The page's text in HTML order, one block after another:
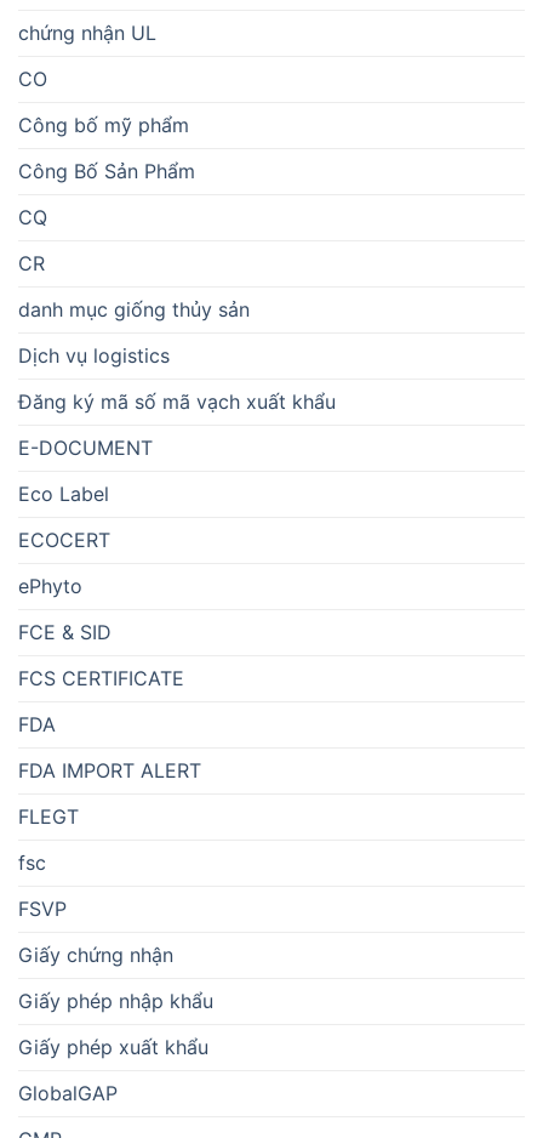
chứng nhận UL
CO
Công bố mỹ phẩm
Công Bố Sản Phẩm
CQ
CR
danh mục giống thủy sản
Dịch vụ logistics
Đăng ký mã số mã vạch xuất khẩu
E-DOCUMENT
Eco Label
ECOCERT
ePhyto
FCE & SID
FCS CERTIFICATE
FDA
FDA IMPORT ALERT
FLEGT
fsc
FSVP
Giấy chứng nhận
Giấy phép nhập khẩu
Giấy phép xuất khẩu
GlobalGAP